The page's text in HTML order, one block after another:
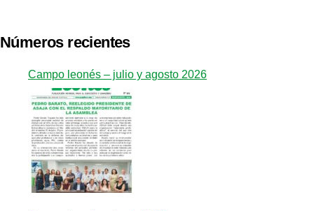
Números recientes
Campo leonés – julio y agosto 2026